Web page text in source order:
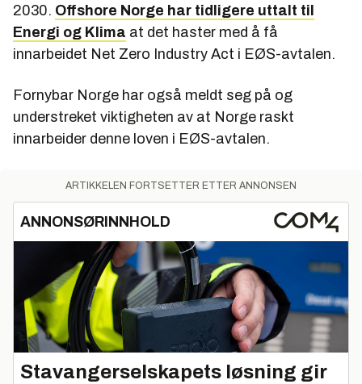
2030. Offshore Norge har tidligere uttalt til
Energi og Klima at det haster med å få
innarbeidet Net Zero Industry Act i EØS-avtalen.
Fornybar Norge har også meldt seg på og
understreket viktigheten av at Norge raskt
innarbeider denne loven i EØS-avtalen.
ARTIKKELEN FORTSETTER ETTER ANNONSEN
ANNONSØRINNHOLD
Stavangerselskapets løsning gir